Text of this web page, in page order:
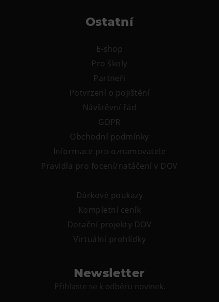
Narozeninové oslavy
Tematické dárkové poukazy
Kroužky pro děti
Výjezdní akce
Ostatní
E-shop
Pro školy
Partneři
Potvrzení o pojištění
Návštěvní řád
GDPR
Obchodní podmínky
Informace pro oznamovatele
Pravidla pro focení/natáčení v DOV
Dárkové poukazy
Kompletní ceník
Dotační projekty DOV
Virtuální prohlídky
Newsletter
Přihlaste se k odběru novinek.